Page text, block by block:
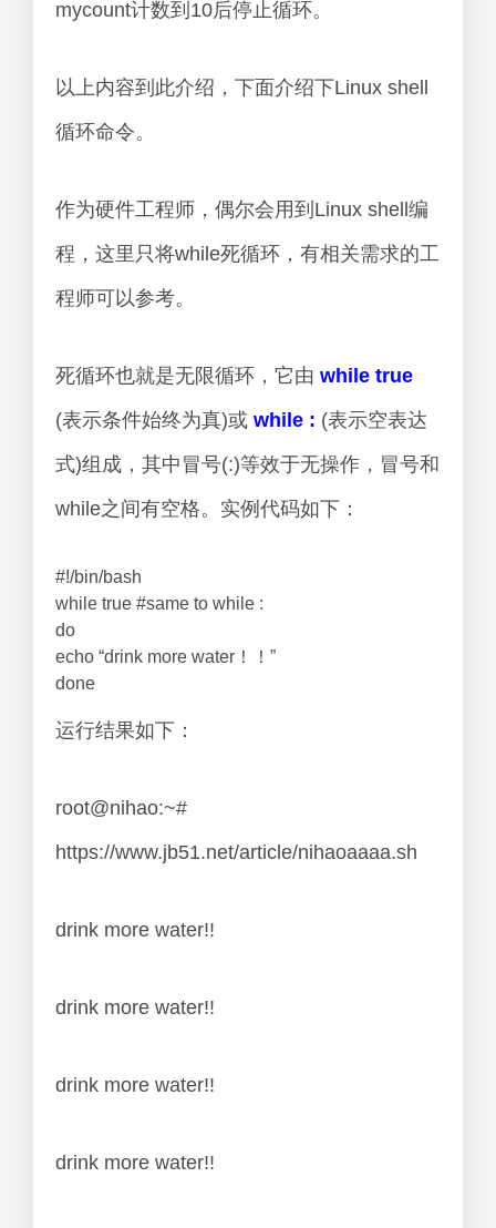
mycount计数到10后停止循环。
以上内容到此介绍，下面介绍下Linux shell
循环命令。
作为硬件工程师，偶尔会用到Linux shell编
程，这里只将while死循环，有相关需求的工
程师可以参考。
死循环也就是无限循环，它由 while true
(表示条件始终为真)或 while : (表示空表达
式)组成，其中冒号(:)等效于无操作，冒号和
while之间有空格。实例代码如下：
#!/bin/bash
while true #same to while :
do
echo “drink more water！！”
done
运行结果如下：
root@nihao:~#
https://www.jb51.net/article/nihaoaaaa.sh
drink more water!!
drink more water!!
drink more water!!
drink more water!!